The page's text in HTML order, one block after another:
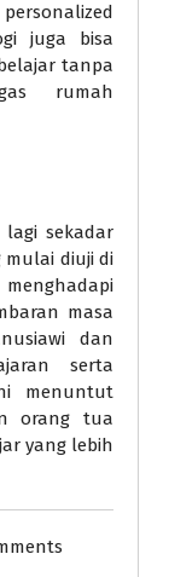
juga bisa
tanpa
rumah
sekadar
mulai diuji di
masa
dan
serta
menuntut
orang tua
yang lebih